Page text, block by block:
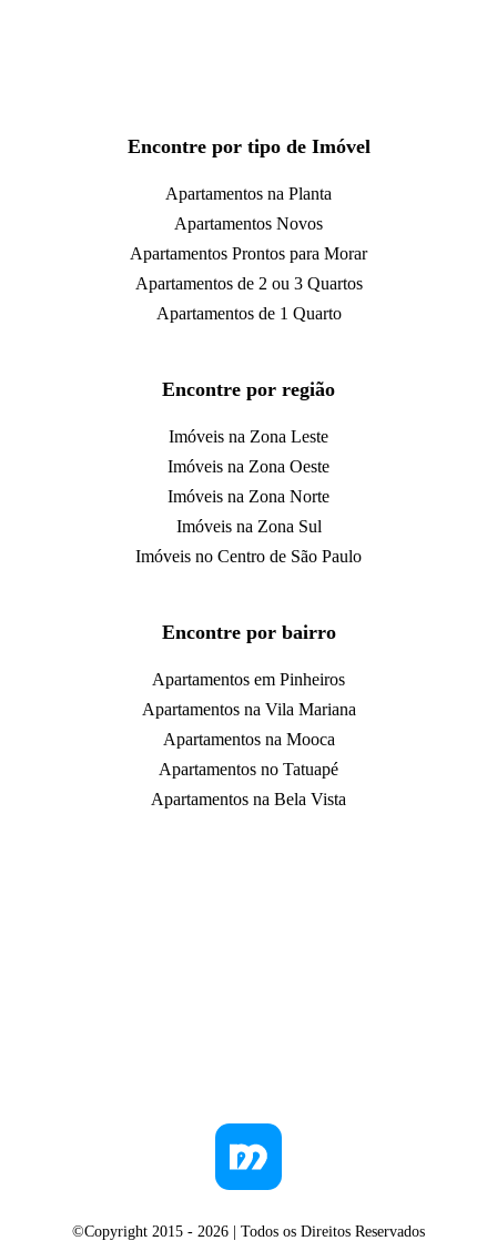
Encontre por tipo de Imóvel
Apartamentos na Planta
Apartamentos Novos
Apartamentos Prontos para Morar
Apartamentos de 2 ou 3 Quartos
Apartamentos de 1 Quarto
Encontre por região
Imóveis na Zona Leste
Imóveis na Zona Oeste
Imóveis na Zona Norte
Imóveis na Zona Sul
Imóveis no Centro de São Paulo
Encontre por bairro
Apartamentos em Pinheiros
Apartamentos na Vila Mariana
Apartamentos na Mooca
Apartamentos no Tatuapé
Apartamentos na Bela Vista
©Copyright 2015 - 2026 | Todos os Direitos Reservados